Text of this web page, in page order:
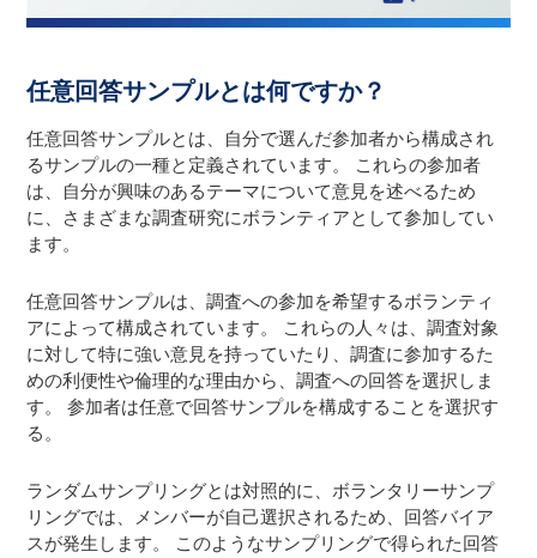
任意回答サンプルとは何ですか？
任意回答サンプルとは、自分で選んだ参加者から構成され
るサンプルの一種と定義されています。 これらの参加者
は、自分が興味のあるテーマについて意見を述べるため
に、さまざまな調査研究にボランティアとして参加してい
ます。
任意回答サンプルは、調査への参加を希望するボランティ
アによって構成されています。 これらの人々は、調査対象
に対して特に強い意見を持っていたり、調査に参加するた
めの利便性や倫理的な理由から、調査への回答を選択しま
す。 参加者は任意で回答サンプルを構成することを選択す
る。
ランダムサンプリングとは対照的に、ボランタリーサンプ
リングでは、メンバーが自己選択されるため、回答バイア
スが発生します。 このようなサンプリングで得られた回答